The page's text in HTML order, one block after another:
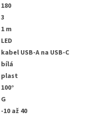
180
3
1 m
LED
kabel USB-A na USB-C
bílá
plast
100°
G
-10 až 40